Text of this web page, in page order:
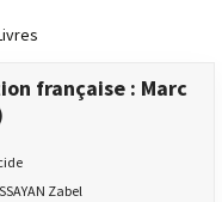
française : Marc
Zabel